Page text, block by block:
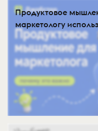
Продуктовое
маркетологу